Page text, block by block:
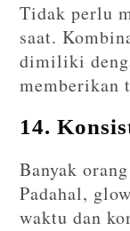
Tidak perlu
saat.
dimiliki
memberikan
14.
Banyak
Padahal,
waktu dan